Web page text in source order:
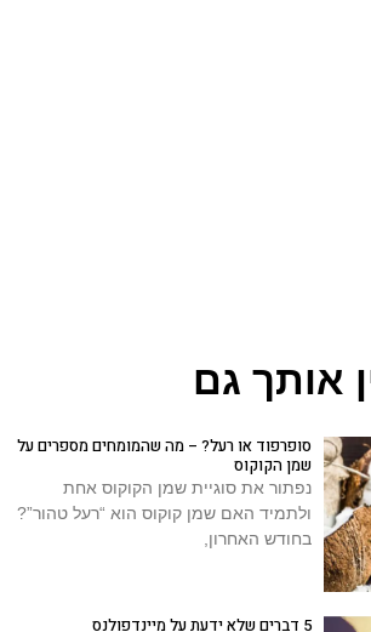
אותך גם
סופרפוד או רעל? – מה שהמומחים מספרים על
שמן הקוקוס
נפתור את סוגיית שמן הקוקוס אחת
ולתמיד האם שמן קוקוס הוא “רעל טהור”?
בחודש האחרון,
5 דברים שלא ידעת על מיינדפולנס